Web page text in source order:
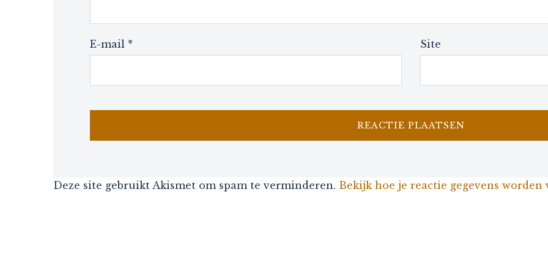
E-mail * Site
Deze site gebruikt Akismet om spam te verminderen. Bekijk hoe je reactie gegevens worden